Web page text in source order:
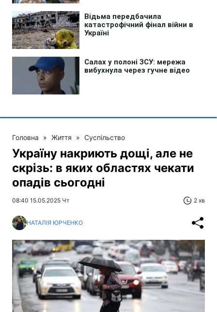
Головна » Життя » Суспільство
Україну накриють дощі, але не
скрізь: в яких областях чекати
опадів сьогодні
08:40 15.05.2025 Чт 2 хв
НАТАЛІЯ ЮРЧЕНКО